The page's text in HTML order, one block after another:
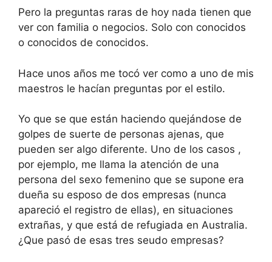
Pero la preguntas raras de hoy nada tienen que
ver con familia o negocios. Solo con conocidos
o conocidos de conocidos.
Hace unos años me tocó ver como a uno de mis
maestros le hacían preguntas por el estilo.
Yo que se que están haciendo quejándose de
golpes de suerte de personas ajenas, que
pueden ser algo diferente. Uno de los casos ,
por ejemplo, me llama la atención de una
persona del sexo femenino que se supone era
dueña su esposo de dos empresas (nunca
apareció el registro de ellas), en situaciones
extrañas, y que está de refugiada en Australia.
¿Que pasó de esas tres seudo empresas?